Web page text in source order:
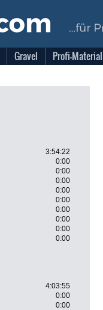
Gravel Profi-Material
3:54:22
0:00
0:00
0:00
0:00
0:00
0:00
0:00
0:00
0:00
4:03:55
0:00
0:00